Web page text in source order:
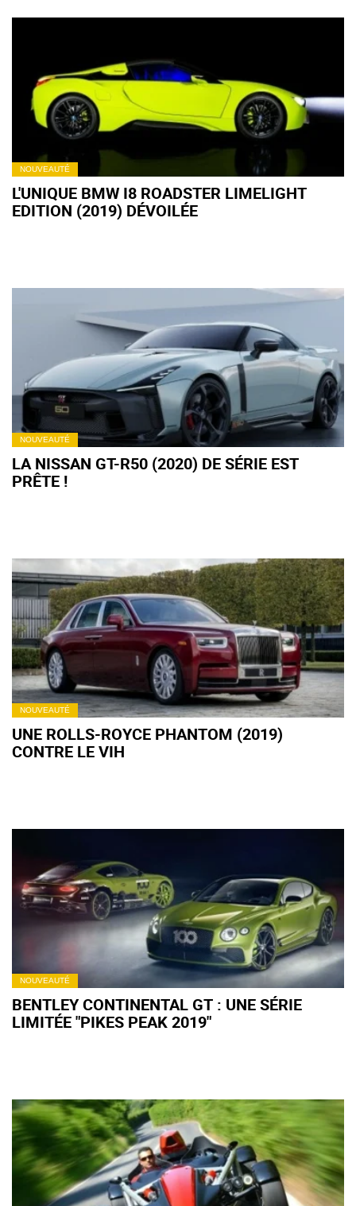
NOUVEAUTÉ
L'UNIQUE BMW I8 ROADSTER LIMELIGHT
EDITION (2019) DÉVOILÉE
NOUVEAUTÉ
LA NISSAN GT-R50 (2020) DE SÉRIE EST
PRÊTE !
NOUVEAUTÉ
UNE ROLLS-ROYCE PHANTOM (2019)
CONTRE LE VIH
NOUVEAUTÉ
BENTLEY CONTINENTAL GT : UNE SÉRIE
LIMITÉE "PIKES PEAK 2019"